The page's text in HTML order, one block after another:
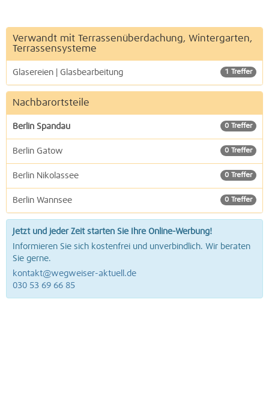
Verwandt mit Terrassenüberdachung, Wintergarten,
Terrassensysteme
1 Treffer
Glasereien | Glasbearbeitung
Nachbarortsteile
0 Treffer
Berlin Spandau
0 Treffer
Berlin Gatow
0 Treffer
Berlin Nikolassee
0 Treffer
Berlin Wannsee
Jetzt und jeder Zeit starten Sie Ihre Online-Werbung!
Informieren Sie sich kostenfrei und unverbindlich. Wir beraten
Sie gerne.
kontakt@wegweiser-aktuell.de
030 53 69 66 85